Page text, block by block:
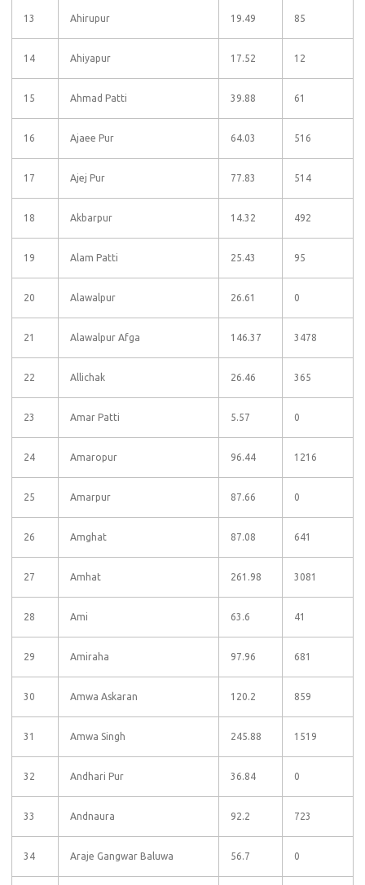
13 Ahirupur 19.49 85
14 Ahiyapur 17.52 12
15 Ahmad Patti 39.88 61
16 Ajaee Pur 64.03 516
17 Ajej Pur 77.83 514
18 Akbarpur 14.32 492
19 Alam Patti 25.43 95
20 Alawalpur 26.61 0
21 Alawalpur Afga 146.37 3478
22 Allichak 26.46 365
23 Amar Patti 5.57 0
24 Amaropur 96.44 1216
25 Amarpur 87.66 0
26 Amghat 87.08 641
27 Amhat 261.98 3081
28 Ami 63.6 41
29 Amiraha 97.96 681
30 Amwa Askaran 120.2 859
31 Amwa Singh 245.88 1519
32 Andhari Pur 36.84 0
33 Andnaura 92.2 723
34 Araje Gangwar Baluwa 56.7 0